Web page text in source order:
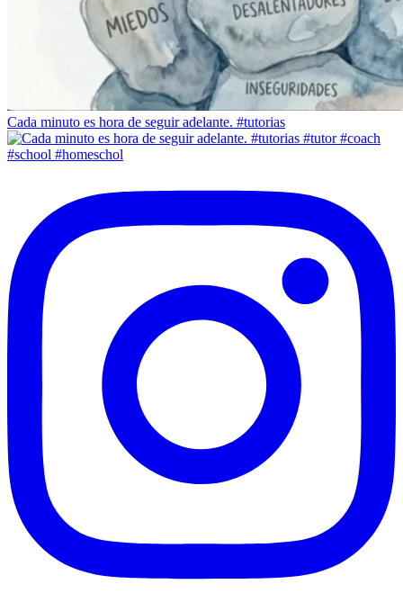
Cada minuto es hora de seguir adelante. #tutorias